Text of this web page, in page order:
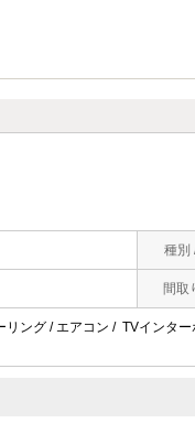
種別
間取
ング / エアコン / TVインタ